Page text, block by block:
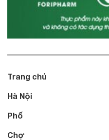
Trang chủ
Hà Nội
Phố
Chợ